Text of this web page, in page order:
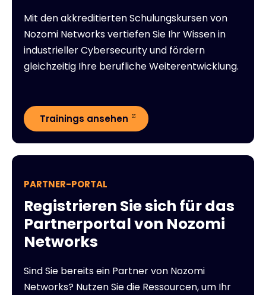
Mit den akkreditierten Schulungskursen von
Nozomi Networks vertiefen Sie Ihr Wissen in
industrieller Cybersecurity und fördern
gleichzeitig Ihre berufliche Weiterentwicklung.
Trainings ansehen
PARTNER-PORTAL
Registrieren Sie sich für das
Partnerportal von Nozomi
Networks
Sind Sie bereits ein Partner von Nozomi
Networks? Nutzen Sie die Ressourcen, um Ihr